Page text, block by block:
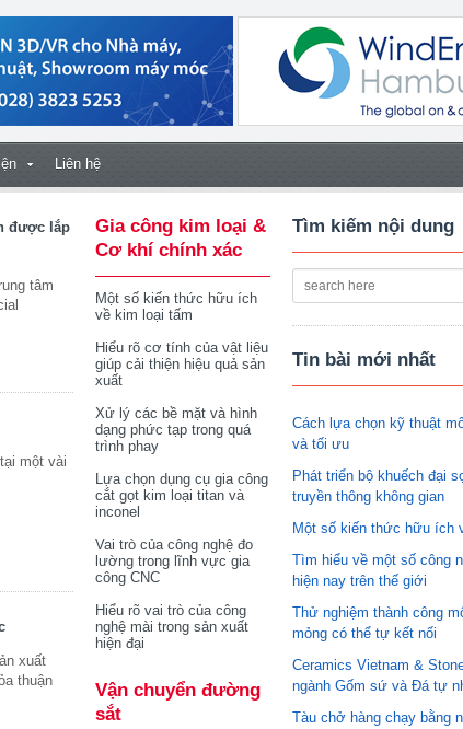
Liên hệ
được lắp
tâm
một vài
xuất
thuận
Gia công kim loại &
Cơ khí chính xác
Một số kiến thức hữu ích
về kim loại tấm
Hiểu rõ cơ tính của vật liệu
giúp cải thiện hiệu quả sản
xuất
Xử lý các bề mặt và hình
dạng phức tạp trong quá
trình phay
Lựa chọn dụng cụ gia công
cắt gọt kim loại titan và
inconel
Vai trò của công nghệ đo
lường trong lĩnh vực gia
công CNC
Hiểu rõ vai trò của công
nghệ mài trong sản xuất
hiện đại
Vận chuyển đường
sắt
Tìm kiếm nội dung
Tin bài mới nhất
Cách lựa chọn kỹ thuật
và tối ưu
Phát triển bộ khuếch đại
truyền thông không gian
Một số kiến thức hữu ích
Tìm hiểu về một số công
hiện nay trên thế giới
Thử nghiệm thành công
mỏng có thể tự kết nối
Ceramics Vietnam &
ngành Gốm sứ và Đá tự
Tàu chở hàng chạy bằng